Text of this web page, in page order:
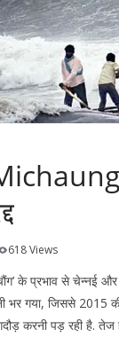
618 Views
के प्रभाव से चेन्नई
भर गया, जिससे 2015
करनी पड़ रही है. तेज